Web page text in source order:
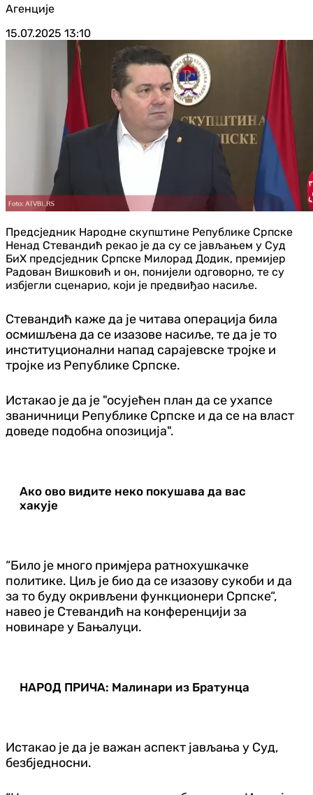
Агенције
15.07.2025 13:10
Предсједник Народне скупштине Републике Српске
Ненад Стевандић рекао је да су се јављањем у Суд
БиХ предсједник Српске Милорад Додик, премијер
Радован Вишковић и он, понијели одговорно, те су
избјегли сценарио, који је предвиђао насиље.
Стевандић каже да је читава операција била
осмишљена да се изазове насиље, те да је то
институционални напад сарајевске тројке и
тројке из Републике Српске.
Истакао је да је "осујећен план да се ухапсе
званичници Републике Српске и да се на власт
доведе подобна опозиција".
Ако ово видите неко покушава да вас
хакује
“Било је много примјера ратнохушкачке
политике. Циљ је био да се изазову сукоби и да
за то буду окривљени функционери Српске“,
навео је Стевандић на конференцији за
новинаре у Бањалуци.
НАРОД ПРИЧА: Малинари из Братунца
Истакао је да је важан аспект јављања у Суд,
безбједносни.